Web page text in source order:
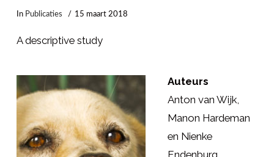
In Publicaties 15 maart 2018
A descriptive study
Auteurs
Anton van Wijk,
Manon Hardeman
en Nienke
Endenburg